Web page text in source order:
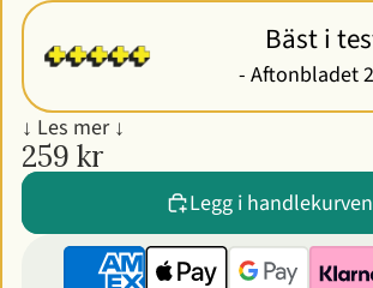
↓ Les mer ↓
259 kr
Legg i handlekurven